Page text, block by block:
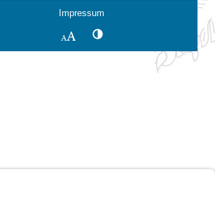
Impressum
SchriftgrößeKontrastwechsel